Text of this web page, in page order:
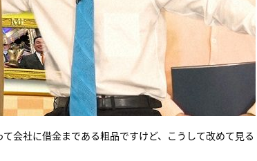
会社に借金まである粗品ですけど、こうして改めて見る